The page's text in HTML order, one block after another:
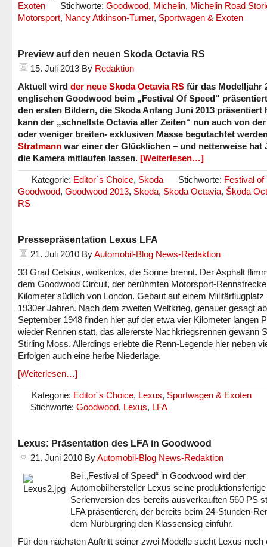
Exoten
Stichworte: Goodwood, Michelin, Michelin Road
Motorsport, Nancy Atkinson-Turner, Sportwagen & Exoten
Preview auf den neuen Skoda Octavia RS
15. Juli 2013 By Redaktion
Aktuell wird der neue Skoda Octavia RS für das Modelljahr
englischen Goodwood beim „Festival Of Speed“
den ersten Bildern, die Skoda Anfang Juni 2013 präsentiert
kann der „schnellste Octavia aller Zeiten“ nun auch von
oder weniger breiten- exklusiven Masse begutachtet
Stratmann war einer der Glücklichen – und netterweise hat
die Kamera mitlaufen lassen. [Weiterlesen…]
Kategorie: Editor´s Choice, Skoda Stichworte: Festival of
Goodwood, Goodwood 2013, Skoda, Skoda Octavia, Škoda
RS
Pressepräsentation Lexus LFA
21. Juli 2010 ByAutomobil-Blog News-Redaktion
33 Grad Celsius, wolkenlos, die Sonne brennt. Der Asphalt
dem Goodwood Circuit, der berühmten Motorsport-
Kilometer südlich von London. Gebaut auf einem Militärflugplatz
1930er Jahren. Nach dem zweiten Weltkrieg, genauer gesagt ab
September 1948 finden hier auf der etwa vier Kilometer langen
wieder Rennen statt, das allererste Nachkriegsrennen gewann
Stirling Moss. Allerdings erlebte die Renn-Legende hier neben
Erfolgen auch eine herbe Niederlage.
[Weiterlesen…]
Kategorie: Editor´s Choice, Lexus, Sportwagen & Exoten
Stichworte: Goodwood, Lexus, LFA
Lexus: Präsentation des LFA in Goodwood
21. Juni 2010 ByAutomobil-Blog News-Redaktion
Bei „Festival of Speed“ in Goodwood wird der
Automobilhersteller Lexus seine produktionsfertige
Serienversion des bereits ausverkauften 560 PS
LFA präsentieren, der bereits beim 24-Stunden-
dem Nürburgring den Klassensieg einfuhr.
Für den nächsten Auftritt seiner zwei Modelle sucht Lexus noch